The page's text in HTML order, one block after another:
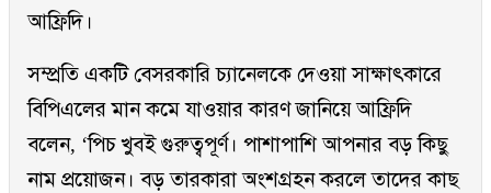
আফ্রিদি।
সম্প্রতি একটি বেসরকারি চ্যানেলকে দেওয়া সাক্ষাৎকারে
বিপিএলের মান কমে যাওয়ার কারণ জানিয়ে আফ্রিদি
বলেন, ‘পিচ খুবই গুরুত্বপূর্ণ। পাশাপাশি আপনার বড় কিছু
নাম প্রয়োজন। বড় তারকারা অংশগ্রহন করলে তাদের কাছ